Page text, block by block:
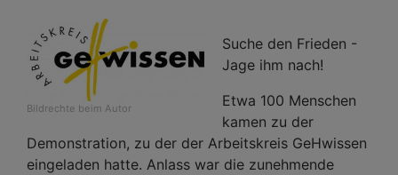
Bildrechte beim Autor
Suche den Frieden -
Jage ihm nach!
Etwa 100 Menschen
kamen zu der
Demonstration, zu der der Arbeitskreis GeHwissen
eingeladen hatte. Anlass war die zunehmende